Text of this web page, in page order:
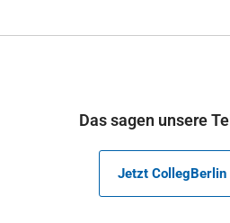
Das sagen unsere
Jetzt CollegBerlin